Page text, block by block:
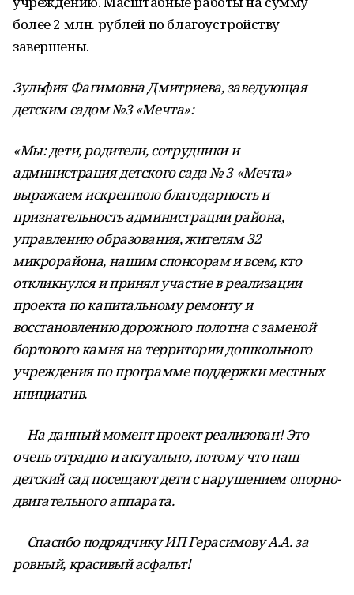
более 2 млн. рублей по благоустройству
завершены.
Зульфия Фагимовна Дмитриева, заведующая
детским садом №3 «Мечта»:
«Мы: дети, родители, сотрудники и
администрация детского сада № 3 «Мечта»
выражаем искреннюю благодарность и
признательность администрации района,
управлению образования, жителям 32
микрорайона, нашим спонсорам и всем, кто
откликнулся и принял участие в реализации
проекта по капитальному ремонту и
восстановлению дорожного полотна с заменой
бортового камня на территории дошкольного
учреждения по программе поддержки местных
инициатив.
На данный момент проект реализован! Это
очень отрадно и актуально, потому что наш
детский сад посещают дети с нарушением опорно-
двигательного аппарата.
Спасибо подрядчику ИП Герасимову А.А. за
ровный, красивый асфальт!